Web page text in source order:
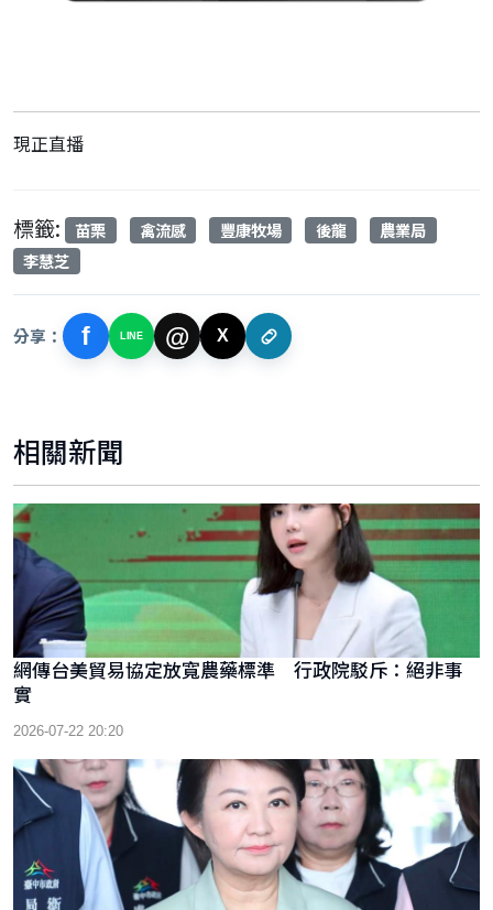
現正直播
標籤: 苗栗 禽流感 豐康牧場 後龍
農業局
李慧芝
分享： f LINE @ X
相關新聞
網傳台美貿易協定放寬農藥標準 行政院駁斥：絕非事
實
2026-07-22 20:20